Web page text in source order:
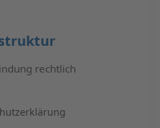
rechtlich